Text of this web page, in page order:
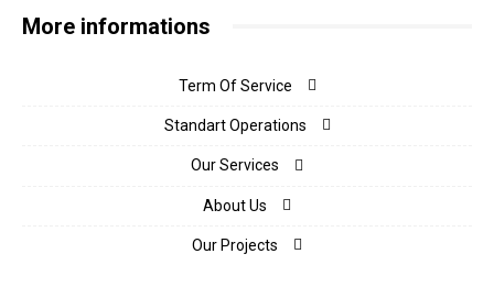
More informations
Term Of Service
Standart Operations
Our Services
About Us
Our Projects